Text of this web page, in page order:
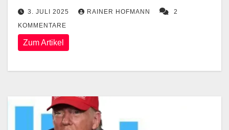
3. JULI 2025 RAINER HOFMANN
2
KOMMENTARE
Zum Artikel